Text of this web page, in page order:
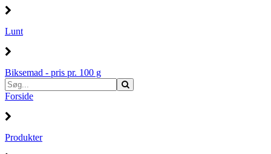
Lunt
Biksemad - pris pr. 100 g
Forside
Produkter